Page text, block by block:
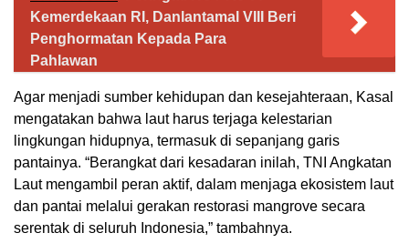
Kemerdekaan RI, Danlantamal VIII Beri
Penghormatan Kepada Para
Pahlawan
Agar menjadi sumber kehidupan dan kesejahteraan, Kasal
mengatakan bahwa laut harus terjaga kelestarian
lingkungan hidupnya, termasuk di sepanjang garis
pantainya. “Berangkat dari kesadaran inilah, TNI Angkatan
Laut mengambil peran aktif, dalam menjaga ekosistem laut
dan pantai melalui gerakan restorasi mangrove secara
serentak di seluruh Indonesia,” tambahnya.